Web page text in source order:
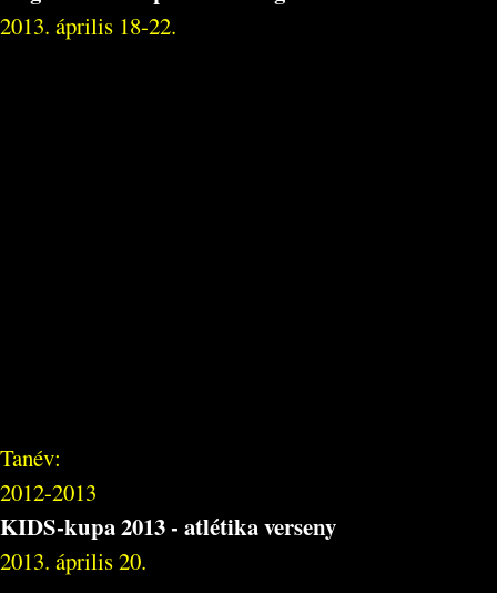
2013. április 18-22.
Tanév:
2012-2013
KIDS-kupa 2013 - atlétika verseny
2013. április 20.